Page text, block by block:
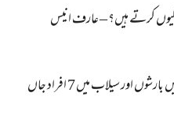
کرتے ہیں؟ – عارف انیس
متحدہ عرب امارات میں بارشوں اور سیلاب میں 7 افراد جاں